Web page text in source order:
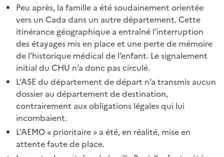
Peu après, la famille a été soudainement orientée
vers un Cada dans un autre département. Cette
itinérance géographique a entraîné l’interruption
des étayages mis en place et une perte de mémoire
de l’historique médical de l’enfant. Le signalement
initial du CHU n’a donc pas circulé.
L’ASE du département de départ n’a transmis aucun
dossier au département de destination,
contrairement aux obligations légales qui lui
incombaient.
L’AEMO « prioritaire » a été, en réalité, mise en
attente faute de place.